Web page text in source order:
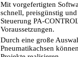
Mit vorgefertigten
schnell, preisgünstig
Steuerung PA-
Voraussetzungen.
Durch eine große
Pneumatikachsen